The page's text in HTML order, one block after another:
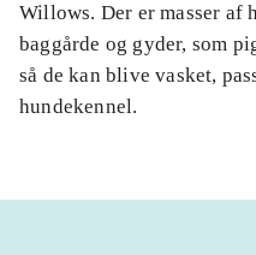
Willows. Der er masser af
baggårde og gyder, som
så de kan blive vasket,
hundekennel.